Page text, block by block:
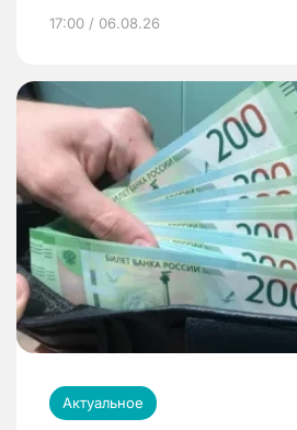
17:00 / 06.08.26
Актуальное